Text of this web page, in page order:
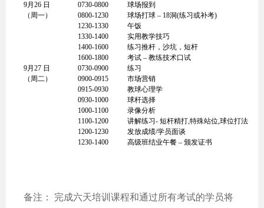
9月26 日
0730-0800
球场报到
（周一）
0800-1230
球场打球 – 18洞(练习或补考)
1230-1330
午饭
1330-1400
实用教学技巧
1400-1600
练习推杆，沙坑，短杆
1600-1800
考试 – 教练技术口试
9月27 日
0730-0900
练习
（周二）
0900-0915
市场营销
0915-0930
教球心理学
0930-1000
球杆选择
1000-1100
录像分析
1100-1200
讲解练习- 短杆精打,特殊站位,球位打法
1200-1230
发放成绩/学员面谈
1230-1400
高级班结业午餐 – 颁发证书
备注： 完成六天培训课程和通过所有考试的学员将